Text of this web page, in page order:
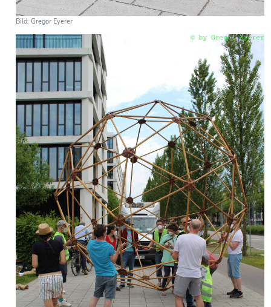
Bild: Gregor Eyerer